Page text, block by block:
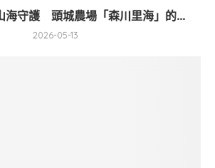
海守護 頭城農場「森川里海」的...
2026-05-13